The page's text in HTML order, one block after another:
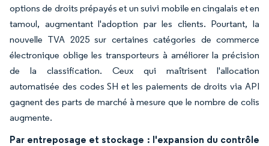
options de droits prépayés et un suivi mobile en cingalais et en
tamoul, augmentant l'adoption par les clients. Pourtant, la
nouvelle TVA 2025 sur certaines catégories de commerce
électronique oblige les transporteurs à améliorer la précision
de la classification. Ceux qui maîtrisent l'allocation
automatisée des codes SH et les paiements de droits via API
gagnent des parts de marché à mesure que le nombre de colis
augmente.
Par entreposage et stockage : l'expansion du contrôle